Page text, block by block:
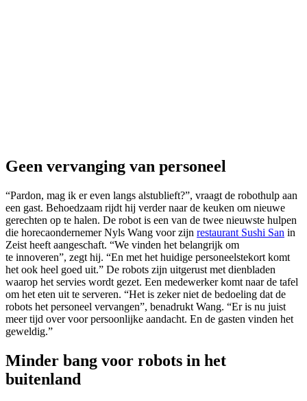
Geen vervanging van personeel
“Pardon, mag ik er even langs alstublieft?”, vraagt de robothulp aan
een gast. Behoedzaam rijdt hij verder naar de keuken om nieuwe
gerechten op te halen. De robot is een van de twee nieuwste hulpen
die horecaondernemer Nyls Wang voor zijn restaurant Sushi San in
Zeist heeft aangeschaft. “We vinden het belangrijk om
te innoveren”, zegt hij. “En met het huidige personeelstekort komt
het ook heel goed uit.” De robots zijn uitgerust met dienbladen
waarop het servies wordt gezet. Een medewerker komt naar de tafel
om het eten uit te serveren. “Het is zeker niet de bedoeling dat de
robots het personeel vervangen”, benadrukt Wang. “Er is nu juist
meer tijd over voor persoonlijke aandacht. En de gasten vinden het
geweldig.”
Minder bang voor robots in het
buitenland